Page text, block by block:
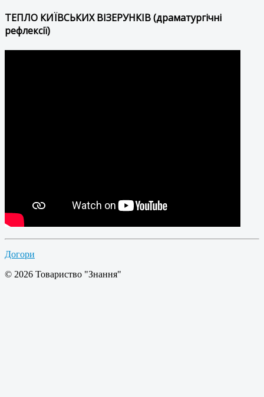
ТЕПЛО КИЇВСЬКИХ ВІЗЕРУНКІВ (драматургічні
рефлексії)
Догори
© 2026 Товариство "Знання"